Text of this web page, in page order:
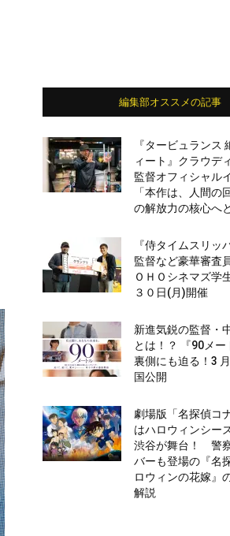
編集部オススメの記事
『タービュランス
ィート』クラウデ
監督オフィシャル
「本作は、人間の
の解放力の核心へ
『侍タイムスリッ
監督など豪華審査
ＯＨＯシネマズ学
３０日(月)開催
新進気鋭の監督・
とは！？ 『90メ
裏側にも迫る！3
国公開
劇場版「名探偵コ
はハロウィンシー
渋谷が舞台！ 警
バーも登場の『名
ロウィンの花嫁』
解説